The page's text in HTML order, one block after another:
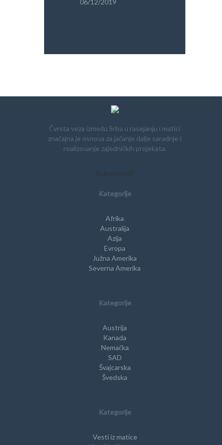
PRETRAGA06/12/2019
Čvrsta veza između Srba u rasejanju i matici
značajna je osnova za jačanje dalje saradnje i
realizovanje zajedničkih projekata.
[subscribe2]
Kategorije
Afrika
Australija
Azija
Evropa
Južna Amerika
Severna Amerika
Kategorije
Austrija
Kanada
Nemačka
SAD
Švajcarska
Švedska
Kategorije
Vesti iz matice